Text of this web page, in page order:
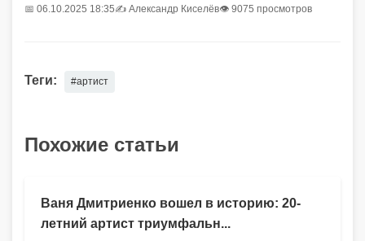
📅 06.10.2025 18:35✍️ Александр Киселёв👁 9075 просмотров
Теги: #артист
Похожие статьи
Ваня Дмитриенко вошел в историю: 20-
летний артист триумфальн...